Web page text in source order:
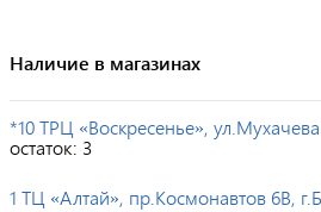
Наличие в магазинах
*10 ТРЦ «Воскресенье», ул.Мухачева
остаток: 3
1 ТЦ «Алтай», пр.Космонавтов 6В,